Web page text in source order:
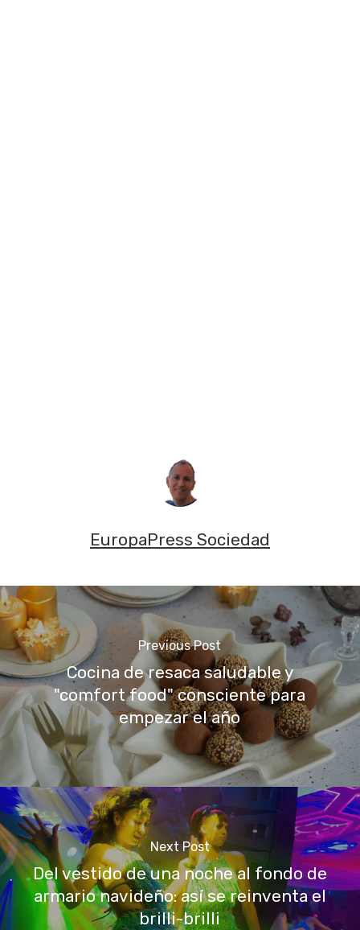
EuropaPress Sociedad
Previous Post
Cocina de resaca saludable y
"comfort food" consciente para
empezar el año
Next Post
Del vestido de una noche al fondo de
armario navideño: así se reinventa el
brilli-brilli